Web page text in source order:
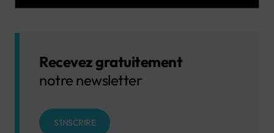
Recevez gratuitement
notre newsletter
S'INSCRIRE